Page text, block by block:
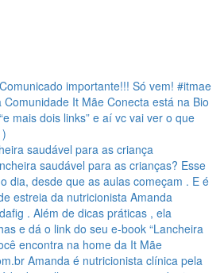
saudável para as criança